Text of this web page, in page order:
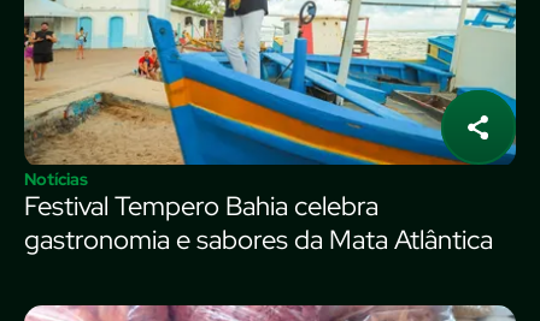
Notícias
Festival Tempero Bahia celebra
gastronomia e sabores da Mata Atlântica